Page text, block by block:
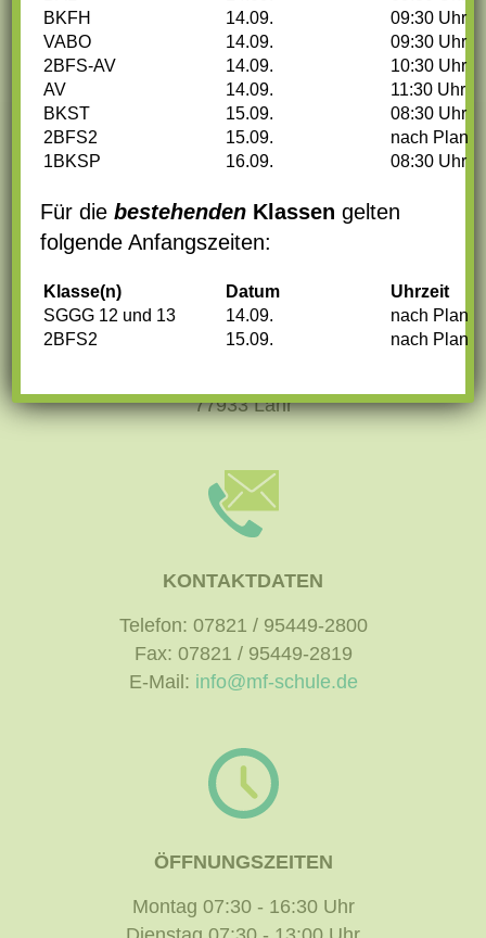
ADRESSE
Maria-Furtwängler-Schule
77933 Lahr
KONTAKTDATEN
Telefon: 07821 / 95449-2800
Fax: 07821 / 95449-2819
E-Mail: info@mf-schule.de
ÖFFNUNGSZEITEN
Montag 07:30 - 16:30 Uhr
BKFH
14.09.
09:30 Uhr
VABO
14.09.
09:30 Uhr
2BFS-AV
14.09.
10:30 Uhr
AV
14.09.
11:30 Uhr
BKST
15.09.
08:30 Uhr
2BFS2
15.09.
nach Plan
1BKSP
16.09. 08:30 Uhr
Für diebestehenden Klassen gelten
folgende Anfangszeiten:
Klasse(n) Datum
Uhrzeit
SGGG 12 und 13
14.09.
nach Plan
2BFS2
15.09. nach Plan